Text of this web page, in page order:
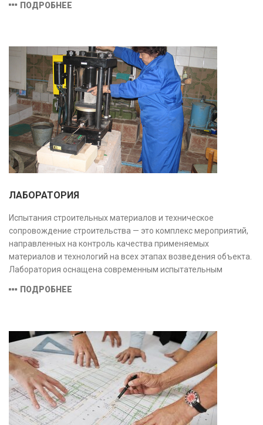
безопасность и экономическую обоснованность проекта.
ПОДРОБНЕЕ
ЛАБОРАТОРИЯ
Испытания строительных материалов и техническое
сопровождение строительства — это комплекс мероприятий,
направленных на контроль качества применяемых
материалов и технологий на всех этапах возведения объекта.
Лаборатория оснащена современным испытательным
соответствующими заявленной области аккредитации.
ПОДРОБНЕЕ